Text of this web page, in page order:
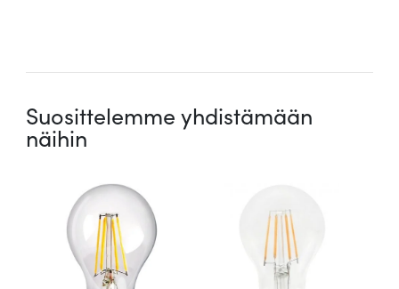
Suosittelemme yhdistämään
näihin